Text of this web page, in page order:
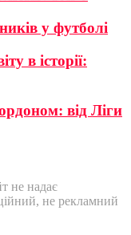
у футболі
в історії:
від Ліги
не надає
не рекламний